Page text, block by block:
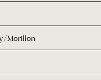
Morillon